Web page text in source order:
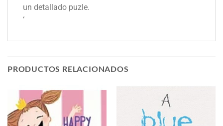
un detallado puzle.
‘
PRODUCTOS RELACIONADOS